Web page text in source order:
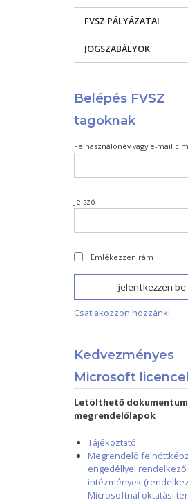
FVSZ PÁLYÁZATAI
JOGSZABÁLYOK
Belépés FVSZ
tagoknak
Felhasználónév vagy e-mail cím
Jelszó
Emlékezzen rám
Csatlakozzon hozzánk!
Kedvezményes
Microsoft
Letölthető
megrendelőlapok
Tájékoztató
Megrendelő
engedéllyel rendelkező
intézmények
Microsoftnál oktatási